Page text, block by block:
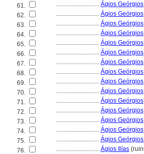
61.
............................ Ágios Geórgios
62.
............................ Ágios Geórgios
63.
............................ Ágios Geórgios
64.
............................ Ágios Geórgios
65.
............................ Ágios Geórgios
66.
............................ Ágios Geórgios
67.
............................ Ágios Geórgios
68.
............................ Ágios Geórgios
69.
............................ Ágios Geórgios
70.
............................ Ágios Geórgios
71.
............................ Ágios Geórgios
72.
............................ Ágios Geórgios
73.
............................ Ágios Geórgios
74.
............................ Ágios Geórgios
75.
............................ Ágios
76.
............................ Ágios Ilías